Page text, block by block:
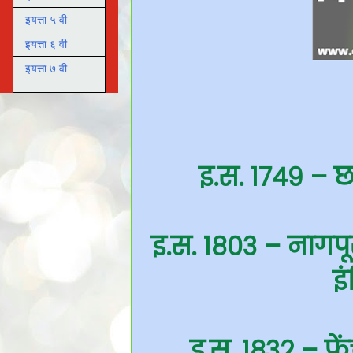
इ.स. १७४९ –
इ.स. १८०३ –
इयत्ता ५ वी
इयत्ता ६ वी
इयत्ता ७ वी